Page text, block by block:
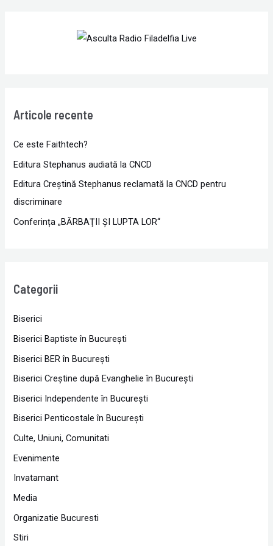
Articole recente
Ce este Faithtech?
Editura Stephanus audiată la CNCD
Editura Creștină Stephanus reclamată la CNCD pentru
discriminare
Conferința „BĂRBAŢII ŞI LUPTA LOR“
Categorii
Biserici
Biserici Baptiste în Bucureşti
Biserici BER în Bucureşti
Biserici Creştine după Evanghelie în Bucureşti
Biserici Independente în Bucureşti
Biserici Penticostale în Bucureşti
Culte, Uniuni, Comunitati
Evenimente
Invatamant
Media
Organizatie Bucuresti
Stiri